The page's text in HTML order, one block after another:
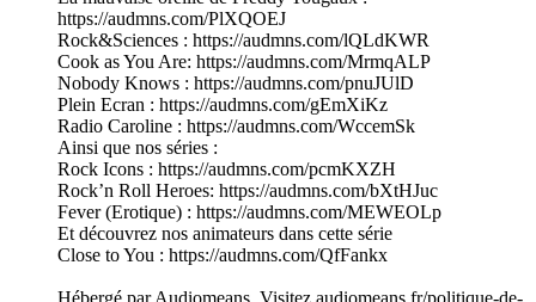
https://audmns.com/PlXQOEJ
Rock&Sciences : https://audmns.com/lQLdKWR
Cook as You Are: https://audmns.com/MrmqALP
Nobody Knows : https://audmns.com/pnuJUlD
Plein Ecran : https://audmns.com/gEmXiKz
Radio Caroline : https://audmns.com/WccemSk
Ainsi que nos séries :
Rock Icons : https://audmns.com/pcmKXZH
Rock’n Roll Heroes: https://audmns.com/bXtHJuc
Fever (Erotique) : https://audmns.com/MEWEOLp
Et découvrez nos animateurs dans cette série
Close to You : https://audmns.com/QfFankx